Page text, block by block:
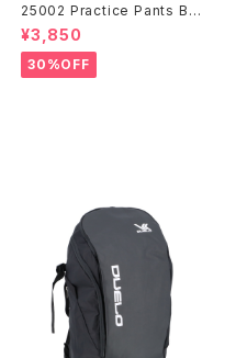
25002 Practice Pants BL
U
¥3,850
30%OFF